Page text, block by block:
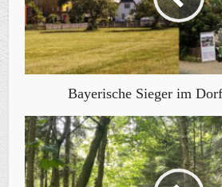
Bayerische Sieger im